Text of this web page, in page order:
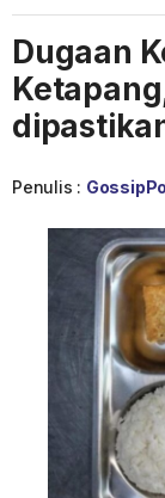
Dugaan
Penulis :